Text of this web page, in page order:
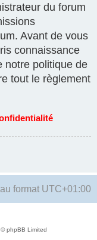
du forum
Avant de vous
connaissance
notre politique de
tout le règlement
format UTC+01:00
phpBB Limited